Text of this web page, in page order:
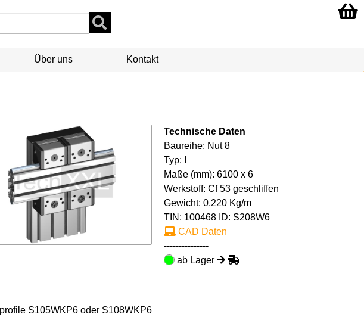
Über uns Kontakt
Technische Daten
Baureihe: Nut 8
Typ: I
Maße (mm): 6100 x 6
Werkstoff: Cf 53 geschliffen
Gewicht: 0,220 Kg/m
TIN: 100468 ID: S208W6
CAD Daten
---------------
ab Lager
S105WKP6 oder S108WKP6